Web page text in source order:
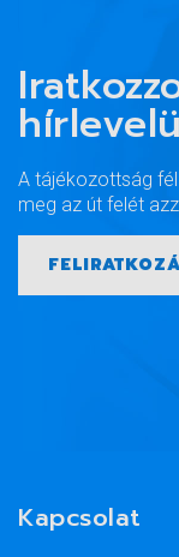
A tájékozottság
meg az út felét
Kapcsolat